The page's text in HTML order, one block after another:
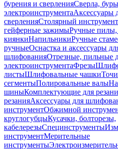
бурения и сверленияСверла,
электроинструментаАксессуары
сверленияСтолярный инструмент
гейферные зажимыРучные
киянкиНапильникиРучные
ручныеОснастка и аксессуары
шлифованияОтрезные, пильные
электроинструментаФрезы
листыШлифовальные чашки
сегментыПолировальные валы
шиныКомплектующие для
резанияАксессуары для
инструментОбжимной
круглогубцыКусачки, болторезы,
кабелерезыСпецинструменты
инструментМерительные
инструменты